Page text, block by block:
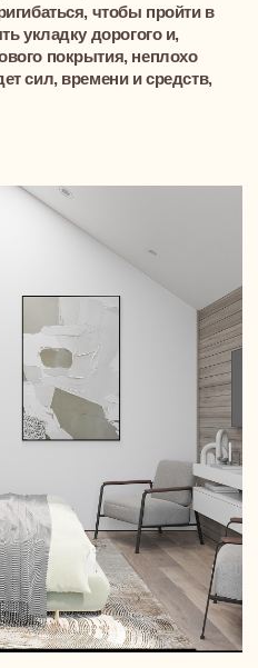
и стили
жить членам
и
других
заставленные
хозяйки,
квартиры и